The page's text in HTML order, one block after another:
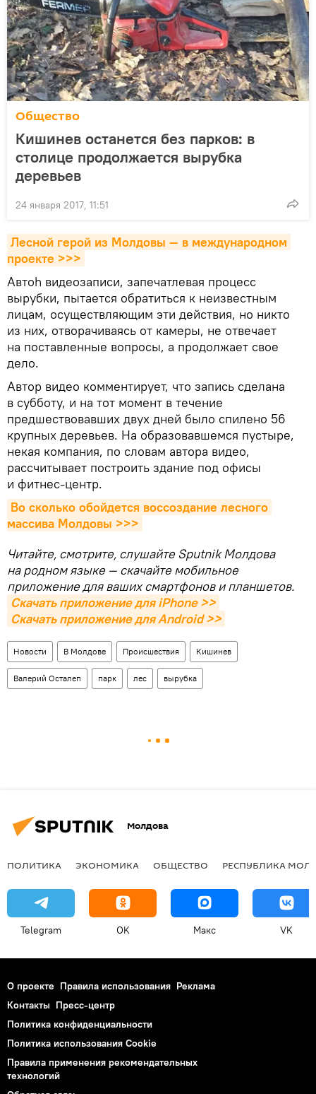
Общество
Кишинев останется без парков: в
столице продолжается вырубка
деревьев
24 января 2017, 11:51
Лесной герой из Молдовы — в международном
проекте >>>
Автоh видеозаписи, запечатлевая процесс
вырубки, пытается обратиться к неизвестным
лицам, осуществляющим эти действия, но никто
из них, отворачиваясь от камеры, не отвечает
на поставленные вопросы, а продолжает свое
дело.
Автор видео комментирует, что запись сделана
в субботу, и на тот момент в течение
предшествовавших двух дней было спилено 56
крупных деревьев. На образовавшемся пустыре,
некая компания, по словам автора видео,
рассчитывает построить здание под офисы
и фитнес-центр.
Во сколько обойдется воссоздание лесного
массива Молдовы >>>
Читайте, смотрите, слушайте Sputnik Молдова
на родном языке — скачайте мобильное
приложение для ваших смартфонов и планшетов.
Скачать приложение для iPhone >>
Скачать приложение для Android >>
Новости В Молдове Происшествия Кишинев
Валерий Осталеп парк лес вырубка
Молдова
ПОЛИТИКА ЭКОНОМИКА ОБЩЕСТВО РЕСПУБЛИКА
Telegram OK Макс VK
О проекте Правила использования Реклама
Контакты Пресс-центр
Политика конфиденциальности
Политика использования Cookie
Правила применения рекомендательных
технологий